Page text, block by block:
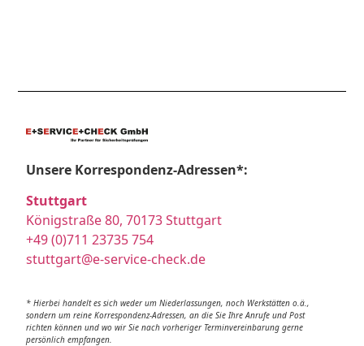
Unsere Korrespondenz-Adressen*:
Stuttgart
Königstraße 80, 70173 Stuttgart
+49 (0)711 23735 754
stuttgart@e-service-check.de
* Hierbei handelt es sich weder um Niederlassungen, noch Werkstätten o.ä.,
sondern um reine Korrespondenz-Adressen, an die Sie Ihre Anrufe und Post
richten können und wo wir Sie nach vorheriger Terminvereinbarung gerne
persönlich empfangen.